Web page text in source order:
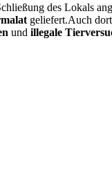
des Lokals
geliefert.Auch
und illegale